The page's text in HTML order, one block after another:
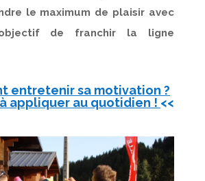
le maximum de plaisir avec
de franchir la ligne
entretenir sa motivation ?
appliquer au quotidien ! <<